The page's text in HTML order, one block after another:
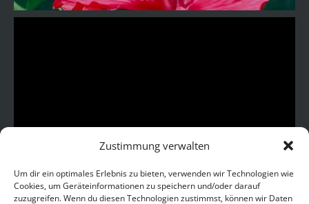
Zustimmung verwalten
Um dir ein optimales Erlebnis zu bieten, verwenden wir Technologien wie
Cookies, um Geräteinformationen zu speichern und/oder darauf
zuzugreifen. Wenn du diesen Technologien zustimmst, können wir Daten